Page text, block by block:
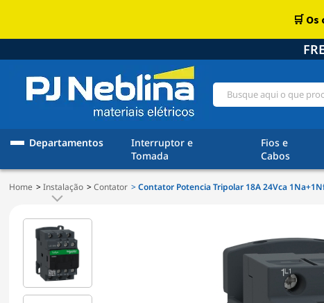
Departamentos
Interruptor e
Tomada
Fios e
Cabos
Home Instalação Contator Contator Potencia Tripolar 18A 24Vca